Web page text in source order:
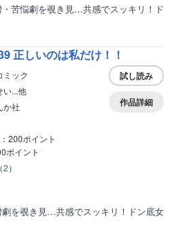
苦悩劇を覗き見…共感でスッキリ！ド
正しいのは私だけ！！
ミック
い...他
か社
200ポイント
ポイント
（2）
試し読み
作品詳細
を覗き見…共感でスッキリ！ドン底女